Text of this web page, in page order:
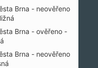
Brna - neověřeno
Brna - ověřeno -
Brna - neověřeno